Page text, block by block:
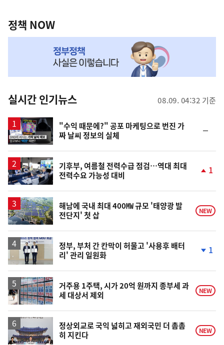
책
NOW,
뉴
스
정책 NOW
실시간 인기뉴스 08.09. 04:32 기준
영
상
"수익 때문에?" 공포 마케팅으로 번진 가
짜 날씨 정보의 실체
일
기후부, 여름철 전력수급 점검…역대 최대
전력수요 가능성 대비
상
승
1
해남에 국내 최대 400㎿ 규모 '태양광 발
전단지' 첫 삽
NEW
정부, 부처 간 칸막이 허물고 '사용후 배터
리' 관리 일원화
하
락
1
거주용 1주택, 시가 20억 원까지 종부세 과
세 대상서 제외
NEW
정상외교로 국익 넓히고 재외국민 더 촘촘
히 지킨다
NEW